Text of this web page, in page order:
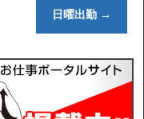
日曜出勤 →